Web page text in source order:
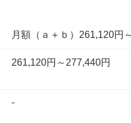
月額（ａ＋ｂ）261,120円
261,120円～277,440円
-